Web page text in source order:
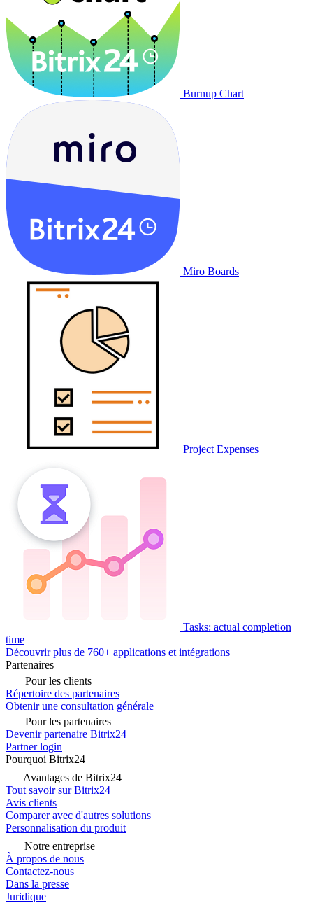
Burnup Chart
Miro Boards
Project Expenses
Tasks: actual completion
time
Découvrir plus de 760+ applications et intégrations
Partenaires
Pour les clients
Répertoire des partenaires
Obtenir une consultation générale
Pour les partenaires
Devenir partenaire Bitrix24
Partner login
Pourquoi Bitrix24
Avantages de Bitrix24
Tout savoir sur Bitrix24
Avis clients
Comparer avec d'autres solutions
Personnalisation du produit
Notre entreprise
À propos de nous
Contactez-nous
Dans la presse
Juridique